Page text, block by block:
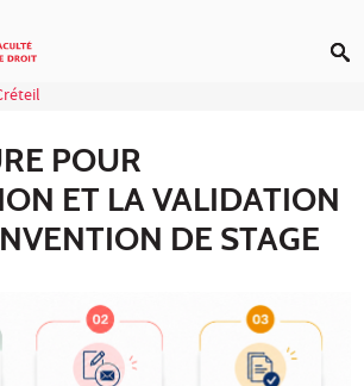
POUR
ET LA VALIDATION
DE STAGE